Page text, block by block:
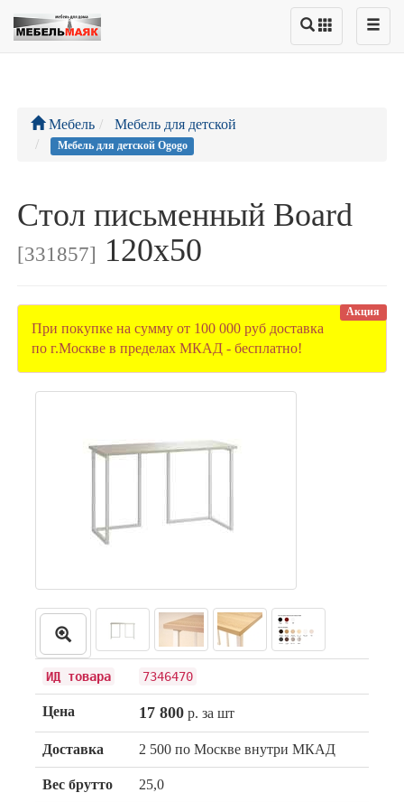
Мебель Мебель для детской
Мебель для детской Ogogo
Стол письменный Board
[331857] 120x50
Акция
При покупке на сумму от 100 000 руб доставка
по г.Москве в пределах МКАД - бесплатно!
ИД товара 7346470
Цена 17 800р. за шт
Доставка 2 500 по Москве внутри МКАД
Вес брутто 25,0